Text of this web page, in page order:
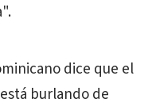
dice que el
burlando de